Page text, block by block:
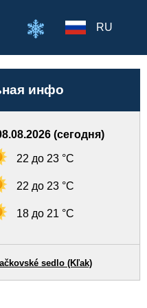
RU
инфо
(сегодня)
22 до 23 °C
22 до 23 °C
18 до 21 °C
sedlo (Kľak)